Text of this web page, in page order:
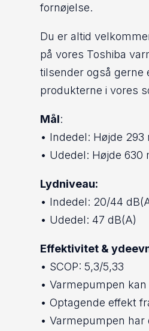
fornøjelse.
Du er altid
på vores Toshiba
tilsender også
produkterne i vores
Mål:
• Indedel: Højde
• Udedel: Højde
Lydniveau:
• Indedel: 20/44
• Udedel: 47 dB(A)
Effektivitet &
• SCOP: 5,3/5,33
• Varmepumpen
• Optagende effekt
• Varmepumpen